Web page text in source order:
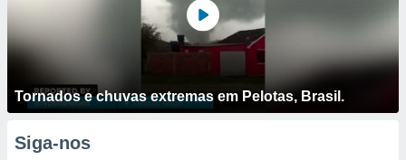
Tornados e chuvas extremas em Pelotas, Brasil.
Siga-nos